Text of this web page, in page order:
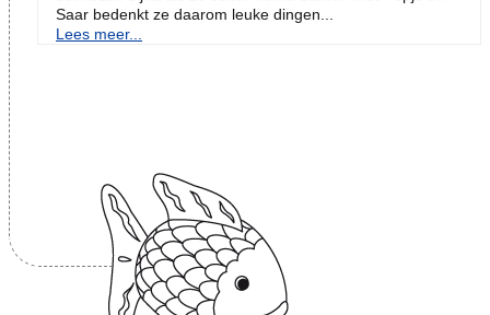
Saar bedenkt ze daarom leuke dingen...
Lees meer...